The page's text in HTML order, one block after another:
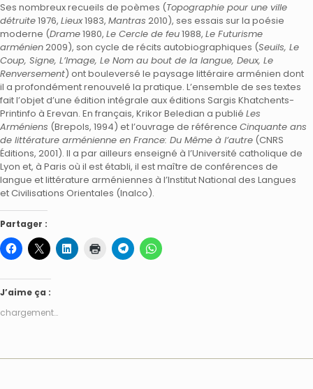
Ses nombreux recueils de poèmes (Topographie pour une ville
détruite1976, Lieux1983, Mantras 2010), ses essais sur la poésie
moderne (Drame1980, Le Cercle de feu1988, Le Futurisme
arménien2009), son cycle de récits autobiographiques (Seuils, Le
Coup, Signe, L’Image, Le Nom au bout de la langue, Deux, Le
Renversement) ont bouleversé le paysage littéraire arménien dont
il a profondément renouvelé la pratique. L’ensemble de ses textes
fait l’objet d’une édition intégrale aux éditions Sargis Khatchents-
Printinfo à Erevan. En français, Krikor Beledian a publié Les
Arméniens (Brepols, 1994) et l’ouvrage de référence Cinquante ans
de littérature arménienne en France: Du Même à l’autre (CNRS
Éditions, 2001). Il a par ailleurs enseigné à l’Université catholique de
Lyon et, à Paris où il est établi, il est maître de conférences de
langue et littérature arméniennes à l’Institut National des Langues
et Civilisations Orientales (Inalco).
Partager :
J’aime ça :
chargement…